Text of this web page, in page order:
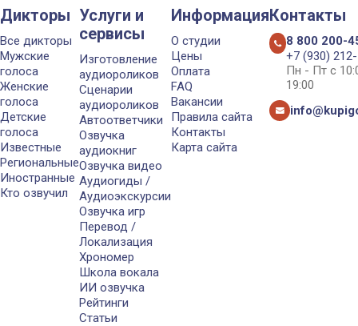
Дикторы
Все дикторы
Мужские
голоса
Женские
голоса
Детские
голоса
Известные
Региональные
Иностранные
Кто озвучил
Услуги и
сервисы
Изготовление
аудиороликов
Сценарии
аудиороликов
Автоответчики
Озвучка
аудиокниг
Озвучка видео
Аудиогиды /
Аудиоэкскурсии
Озвучка игр
Перевод /
Локализация
Хрономер
Школа вокала
ИИ озвучка
Рейтинги
Статьи
Информация
О студии
Цены
Оплата
FAQ
Вакансии
Правила сайта
Контакты
Карта сайта
Контакты
8 800 200-
+7 (930)
Пн - Пт с
19:00